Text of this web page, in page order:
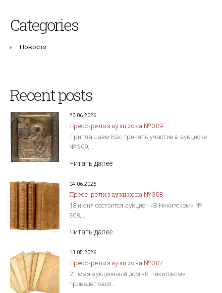
Categories
Новости
Recent posts
20.06.2026
Пресс-релиз аукциона № 309
Приглашаем Вас принять участие в аукционе
№ 309,…
Читать далее
04.06.2026
Пресс-релиз аукциона № 308.
18 июня состоится аукцион «В Никитском» №
308,…
Читать далее
13.05.2026
Пресс-релиз аукциона № 307
21 мая аукционный дом «В Никитском»
проведёт свой…